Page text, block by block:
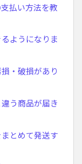
払い方法を教
ようになりま
・破損があり
う商品が届き
とめて発送す